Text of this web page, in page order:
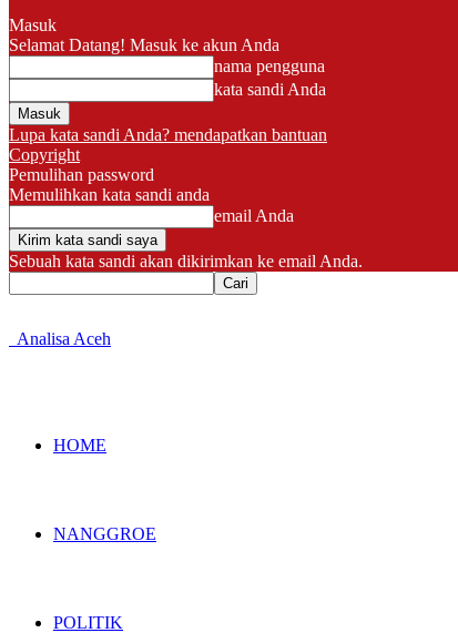
Masuk
Selamat Datang! Masuk ke akun Anda
nama pengguna
kata sandi Anda
Lupa kata sandi Anda? mendapatkan bantuan
Copyright
Pemulihan password
Memulihkan kata sandi anda
email Anda
Sebuah kata sandi akan dikirimkan ke email Anda.
Analisa Aceh
HOME
NANGGROE
POLITIK